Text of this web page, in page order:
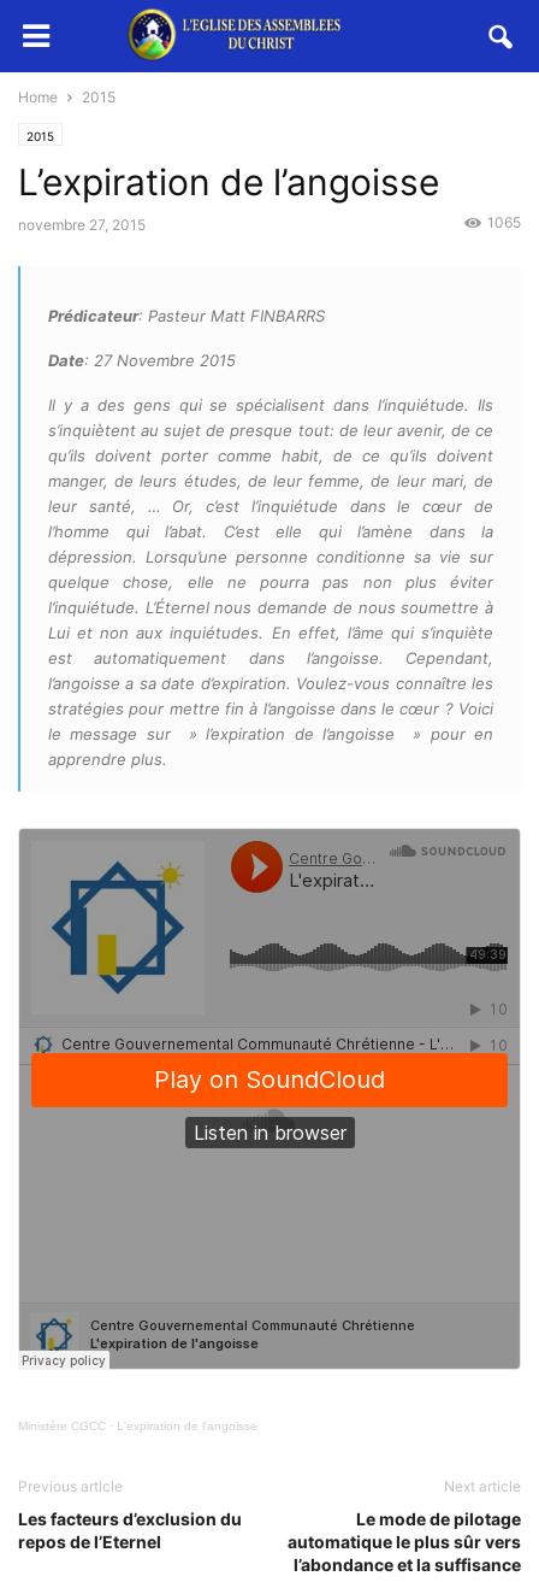
Home 2015
2015
L’expiration de l’angoisse
novembre 27, 2015 1065
Prédicateur: Pasteur Matt FINBARRS
Date: 27 Novembre 2015
Il y a des gens qui se spécialisent dans l’inquiétude. Ils
s’inquiètent au sujet de presque tout: de leur avenir, de ce
qu’ils doivent porter comme habit, de ce qu’ils doivent
manger, de leurs études, de leur femme, de leur mari, de
leur santé, … Or, c’est l’inquiétude dans le cœur de
l’homme qui l’abat. C’est elle qui l’amène dans la
dépression. Lorsqu’une personne conditionne sa vie sur
quelque chose, elle ne pourra pas non plus éviter
l’inquiétude. L’Éternel nous demande de nous soumettre à
Lui et non aux inquiétudes. En effet, l’âme qui s’inquiète
est automatiquement dans l’angoisse. Cependant,
l’angoisse a sa date d’expiration. Voulez-vous connaître les
stratégies pour mettre fin à l’angoisse dans le cœur ? Voici
le message sur » l’expiration de l’angoisse » pour en
apprendre plus.
Ministère CGCC · L'expiration de l'angoisse
Previous article
Les facteurs d’exclusion du
repos de l’Eternel
Next article
Le mode de pilotage
automatique le plus sûr vers
l’abondance et la suffisance